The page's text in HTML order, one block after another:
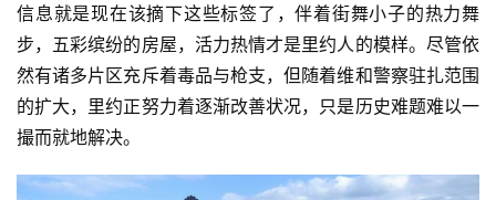
信息就是现在该摘下这些标签了，伴着街舞小子的热力舞
步，五彩缤纷的房屋，活力热情才是里约人的模样。尽管依
然有诸多片区充斥着毒品与枪支，但随着维和警察驻扎范围
的扩大，里约正努力着逐渐改善状况，只是历史难题难以一
撮而就地解决。